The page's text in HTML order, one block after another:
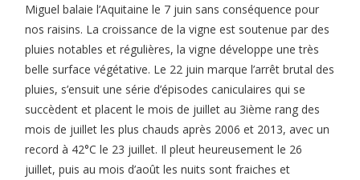
Miguel balaie l’Aquitaine le 7 juin sans conséquence pour
nos raisins. La croissance de la vigne est soutenue par des
pluies notables et régulières, la vigne développe une très
belle surface végétative. Le 22 juin marque l’arrêt brutal des
pluies, s’ensuit une série d’épisodes caniculaires qui se
succèdent et placent le mois de juillet au 3ième rang des
mois de juillet les plus chauds après 2006 et 2013, avec un
record à 42°C le 23 juillet. Il pleut heureusement le 26
juillet, puis au mois d’août les nuits sont fraiches et